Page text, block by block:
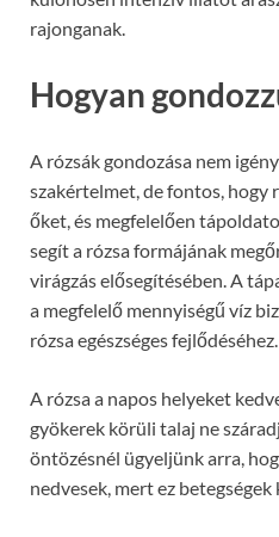
rajonganak.
Hogyan
A rózsák gondozása nem
szakértelmet, de fontos, hogy
őket, és megfelelően
segít a rózsa formájának
virágzás elősegítésében. A
a megfelelő mennyiségű víz
rózsa egészséges fejlődéséhez.
A rózsa a napos helyeket
gyökerek körüli talaj ne
öntözésnél ügyeljünk arra,
nedvesek, mert ez